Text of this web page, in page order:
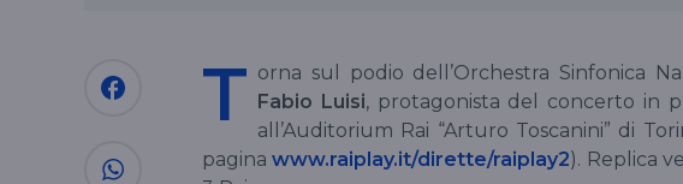
T orna sul podio dell’Orchestra Sinfonica
Fabio Luisi, protagonista del concerto in
all’Auditorium Rai “Arturo Toscanini” di
paginawww.raiplay.it/dirette/raiplay2). Replica